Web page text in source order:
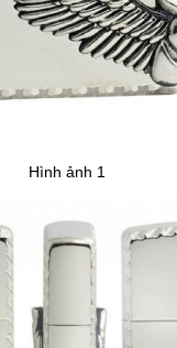
Hình ảnh 1